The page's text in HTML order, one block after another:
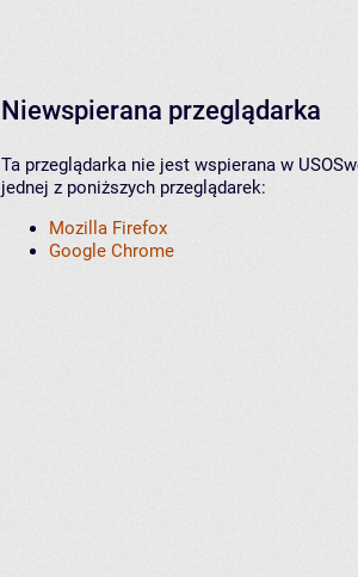
Niewspierana przeglądarka
Ta przeglądarka nie jest wspierana w
jednej z poniższych przeglądarek:
Mozilla Firefox
Google Chrome